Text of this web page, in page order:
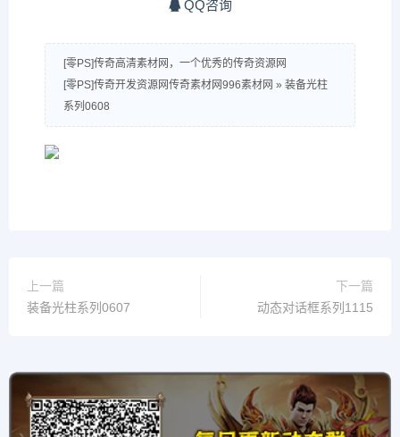
QQ咨询
[零PS]传奇高清素材网，一个优秀的传奇资源网
[零PS]传奇开发资源网传奇素材网996素材网 » 装备光柱
系列0608
上一篇
装备光柱系列0607
下一篇
动态对话框系列1115